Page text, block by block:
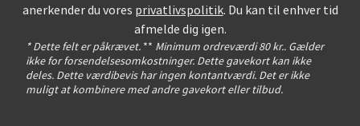
anerkender du vores privatlivspolitik. Du kan til enhver tid
afmelde dig igen.
* Dette felt er påkrævet. ** Minimum ordreværdi 80 kr.. Gælder
ikke for forsendelsesomkostninger. Dette gavekort kan ikke
deles. Dette værdibevis har ingen kontantværdi. Det er ikke
muligt at kombinere med andre gavekort eller tilbud.